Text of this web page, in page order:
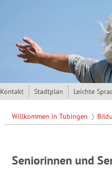
Kontakt Stadtplan Leichte
Willkommen in Tübingen
Seniorinnen und